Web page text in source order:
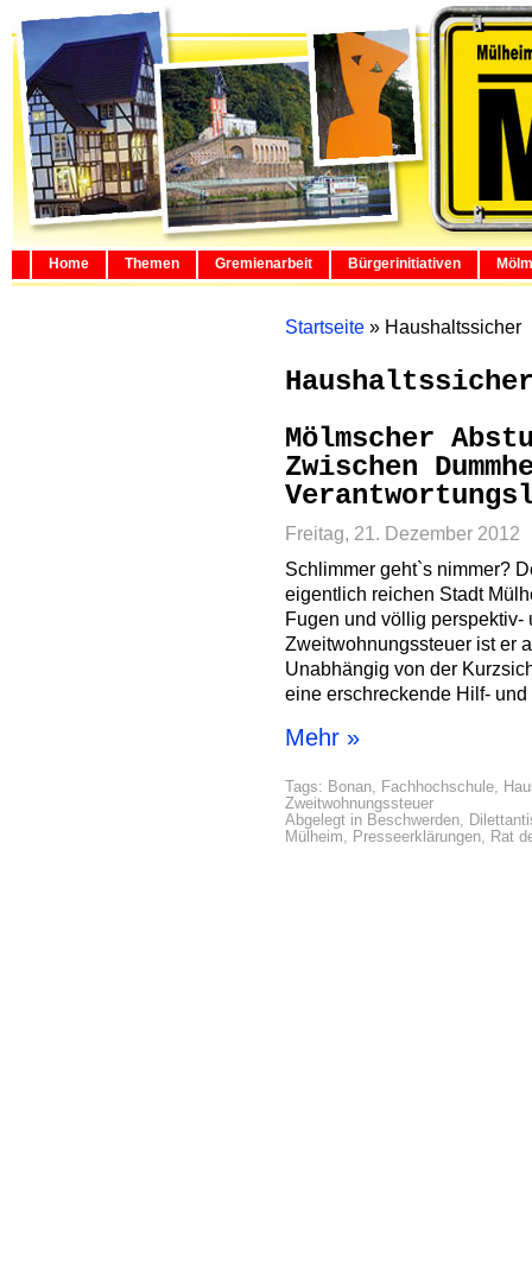
Home Themen Gremienarbeit Bürgerinitiativen
Startseite » Haushaltssicher
Mölmscher
Zwischen
Freitag, 21. Dezember 2012
Schlimmer geht`s nimmer?
eigentlich reichen Stadt
Fugen und völlig
Zweitwohnungssteuer ist er
Unabhängig von der
eine erschreckende Hilf-
Mehr »
Tags: Bonan, Fachhochschule,
Zweitwohnungssteuer
Abgelegt in Beschwerden,
Mülheim, Presseerklärungen, Rat